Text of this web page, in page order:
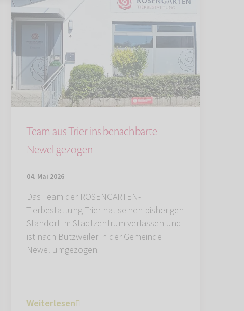
Team aus Trier ins benachbarte
Newel gezogen
04. Mai 2026
Das Team der ROSENGARTEN-
Tierbestattung Trier hat seinen bisherigen
Standort im Stadtzentrum verlassen und
ist nach Butzweiler in der Gemeinde
Newel umgezogen.
Weiterlesen